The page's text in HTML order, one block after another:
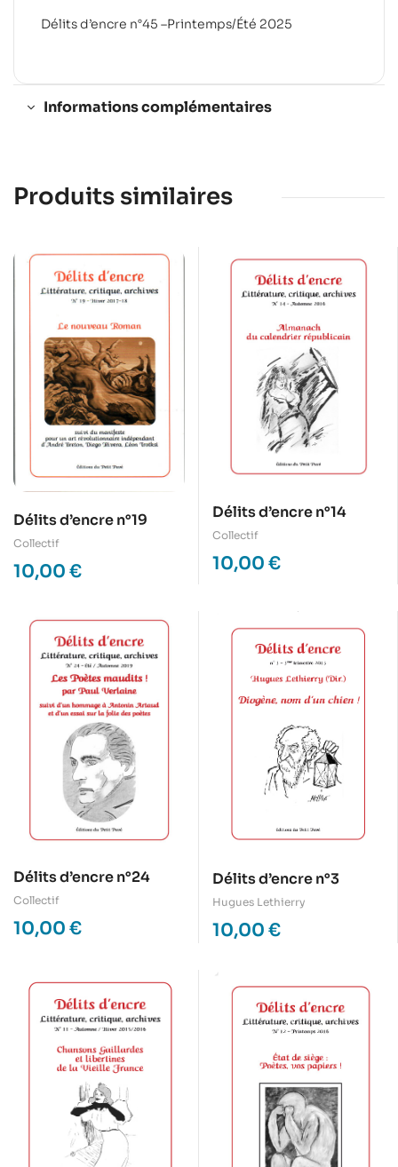
Délits d’encre n°45 –Printemps/Été 2025
Informations complémentaires
Produits similaires
Délits d’encre n°19
Collectif
10,00 €
Délits d’encre n°14
Collectif
10,00 €
Délits d’encre n°24
Collectif
10,00 €
Délits d’encre n°3
Hugues Lethierry
10,00 €